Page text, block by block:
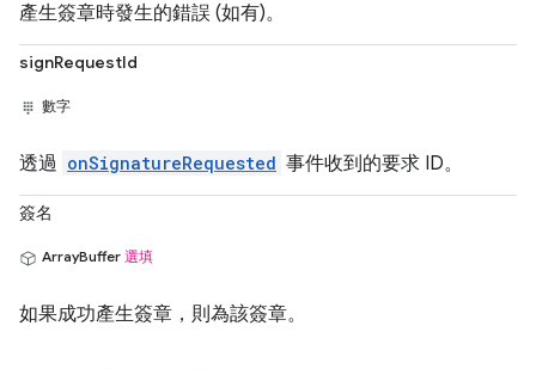
產生簽章時發生的錯誤 (如有)。
signRequestId
數字
透過 onSignatureRequested 事件收到的要求 ID。
簽名
ArrayBuffer 選填
如果成功產生簽章，則為該簽章。